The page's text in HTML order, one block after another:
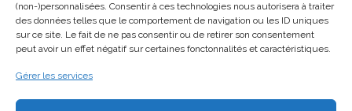
(non-)personnalisées. Consentir à ces technologies nous autorisera à traiter
des données telles que le comportement de navigation ou les ID uniques
sur ce site. Le fait de ne pas consentir ou de retirer son consentement
peut avoir un effet négatif sur certaines fonctonnalités et caractéristiques.
Gérer les services